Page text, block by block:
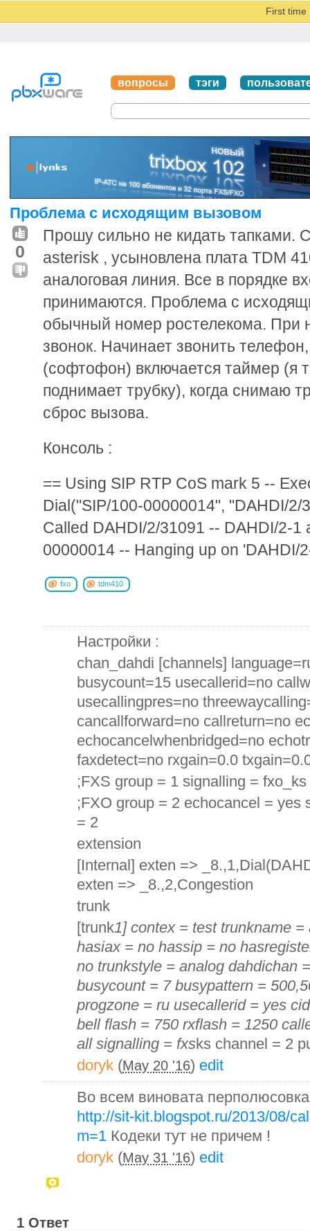
First time
вопросы тэги
Проблема с исходящим вызовом
0
Прошу сильно не кидать тапками.
asterisk , усыновлена плата TDM
аналоговая линия. Все в порядке
принимаются. Проблема с
обычный номер ростелекома. При
звонок. Начинает звонить
(софтофон) включается таймер (я
поднимает трубку), когда снимаю
сброс вызова.
Консоль :
== Using SIP RTP CoS mark 5 --
Dial("SIP/100-00000014", "DAHDI/
Called DAHDI/2/31091 -- DAHDI/2-1
00000014 -- Hanging up on 'DAHDI/
fxo tdm410
Настройки :
chan_dahdi [channels]
busycount=15 usecallerid=no
usecallingpres=no
cancallforward=no callreturn=no
echocancelwhenbridged=no
faxdetect=no rxgain=0.0
;FXS group = 1 signalling =
;FXO group = 2 echocancel = yes
= 2
extension
[Internal] exten =>
exten => _8.,2,Congestion
trunk
[trunk1] contex = test trunkname
hasiax = no hassip = no
no trunkstyle = analog dahdichan
busycount = 7 busypattern =
progzone = ru usecallerid = yes
bell flash = 750 rxflash = 1250
all signalling = fxsks channel = 2
doryk (May 20 '16) edit
Во всем виновата
http://sit-kit.blogspot.ru/2013/08/
m=1 Кодеки тут не причем !
doryk (May 31 '16) edit
1 Ответ